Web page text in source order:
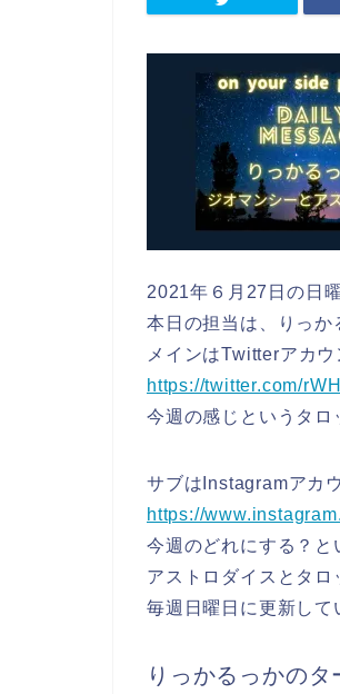
2021年６月27日の日
本日の担当は、りっか
メインはTwitterアカウ
https://twitter.com/
今週の感じというタロ
サブはInstagramアカ
https://
今週のどれにする？と
アストロダイスとタ
毎週日曜日に更新して
りっかるっかの